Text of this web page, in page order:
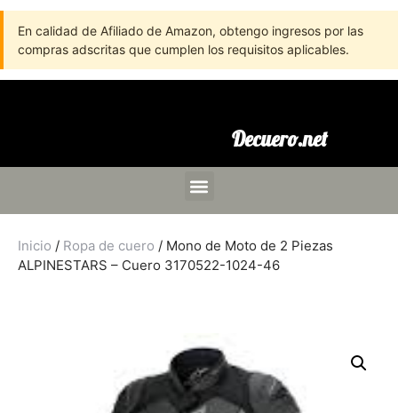
En calidad de Afiliado de Amazon, obtengo ingresos por las
compras adscritas que cumplen los requisitos aplicables.
Decuero.net
Inicio / Ropa de cuero / Mono de Moto de 2 Piezas
ALPINESTARS – Cuero 3170522-1024-46